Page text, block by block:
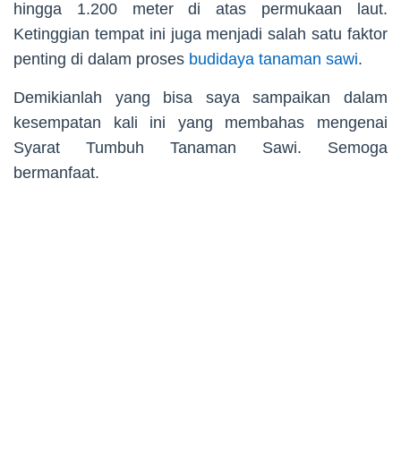
hingga 1.200 meter di atas permukaan laut.
Ketinggian tempat ini juga menjadi salah satu faktor
penting di dalam proses budidaya tanaman sawi.
Demikianlah yang bisa saya sampaikan dalam
kesempatan kali ini yang membahas mengenai
Syarat Tumbuh Tanaman Sawi. Semoga
bermanfaat.